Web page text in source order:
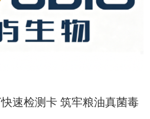
速检测卡 筑牢粮油真菌毒